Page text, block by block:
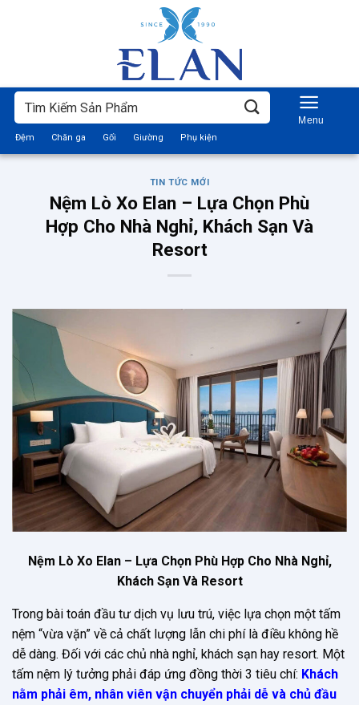
Tìm
kiếm:
Đệm Chăn ga Gối Giường Phụ kiện
TIN TỨC MỚI
Nệm Lò Xo Elan – Lựa Chọn Phù
Hợp Cho Nhà Nghỉ, Khách Sạn Và
Resort
Nệm Lò Xo Elan – Lựa Chọn Phù Hợp Cho Nhà Nghỉ,
Khách Sạn Và Resort
Trong bài toán đầu tư dịch vụ lưu trú, việc lựa chọn một tấm
nệm “vừa vặn” về cả chất lượng lẫn chi phí là điều không hề
dễ dàng. Đối với các chủ nhà nghỉ, khách sạn hay resort. Một
tấm nệm lý tưởng phải đáp ứng đồng thời 3 tiêu chí: Khách
nằm phải êm, nhân viên vận chuyển phải dễ và chủ đầu